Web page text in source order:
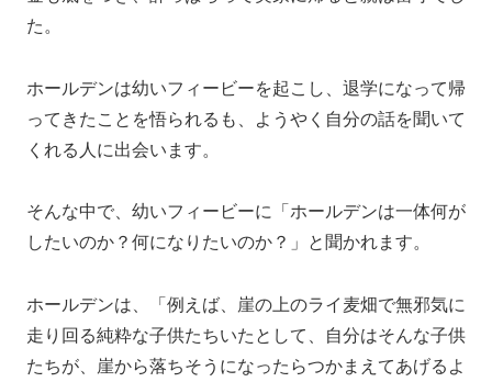
た。
ホールデンは幼いフィービーを起こし、退学になって帰
ってきたことを悟られるも、ようやく自分の話を聞いて
くれる人に出会います。
そんな中で、幼いフィービーに「ホールデンは一体何が
したいのか？何になりたいのか？」と聞かれます。
ホールデンは、「例えば、崖の上のライ麦畑で無邪気に
走り回る純粋な子供たちいたとして、自分はそんな子供
たちが、崖から落ちそうになったらつかまえてあげるよ